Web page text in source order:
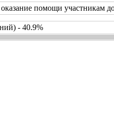
помощи участникам
- 40.9%